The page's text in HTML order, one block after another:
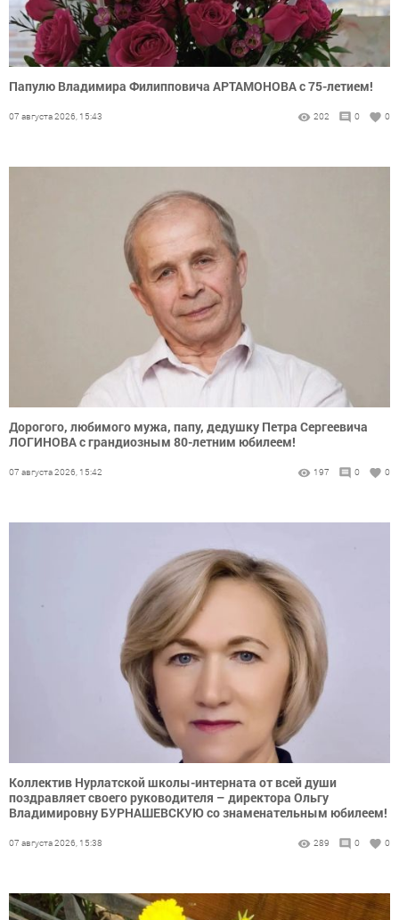
Папулю Владимира Филипповича АРТАМОНОВА с 75-летием!
07 августа 2026, 15:43 202 0 0
Дорогого, любимого мужа, папу, дедушку Петра Сергеевича
ЛОГИНОВА с грандиозным 80-летним юбилеем!
07 августа 2026, 15:42 197 0 0
Коллектив Нурлатской школы-интерната от всей души
поздравляет своего руководителя – директора Ольгу
Владимировну БУРНАШЕВСКУЮ со знаменательным юбилеем!
07 августа 2026, 15:38 289 0 0